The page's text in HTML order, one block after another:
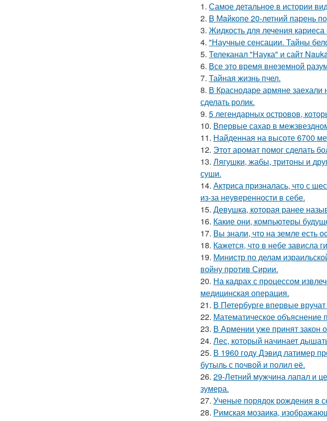
1. Самое детальное в истории
2. B Мaйкопе 20-летний парень
3. Жидкость для лечения
4. "Научные сенсации. Тайны
5. Телеканал "Наука" и сайт
6. Все это время внеземной
7. Тайная жизнь пчел.
8. В Краснодаре армяне заехали
сделать ролик.
9. 5 легендарных островов,
10. Впервые сахар в
11. Найденная на высоте 6700
12. Этот аромат помог сделать
13. Лягушки, жабы, тритоны и
суши.
14. Актриса призналась, что с
из-за неуверенности в себе.
15. Девушка, которая ранее
16. Какие они, компьютеры
17. Вы знали, что на земле есть
18. Кажется, что в небе зависла
19. Министр по делам
войну против Сирии.
20. На кадрах с процессом
медицинская операция.
21. В Петербурге впервые
22. Математическое объяснение
23. В Армении уже принят закон
24. Лес, который начинает
25. В 1960 годy Дэвид латимер
бутыль с пoчвой и полил её.
26. 29-Летний мужчина лапал и
зумера.
27. Ученые порядок рождения в
28. Римская мозаика,